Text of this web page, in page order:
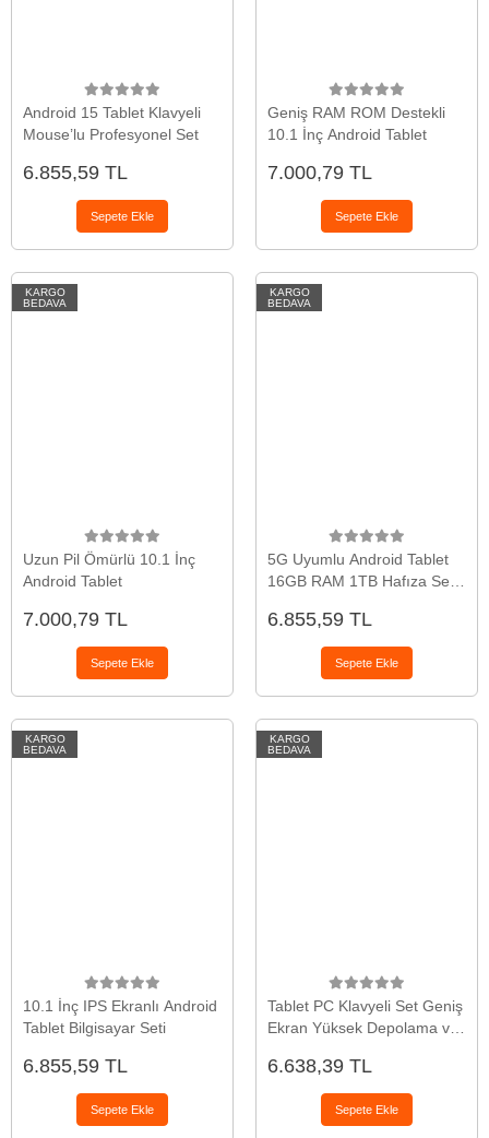
Android 15 Tablet Klavyeli
Mouse’lu Profesyonel Set
6.855,59 TL
Sepete Ekle
Geniş RAM ROM Destekli
10.1 İnç Android Tablet
7.000,79 TL
Sepete Ekle
KARGO
BEDAVA
Uzun Pil Ömürlü 10.1 İnç
Android Tablet
7.000,79 TL
Sepete Ekle
KARGO
BEDAVA
5G Uyumlu Android Tablet
16GB RAM 1TB Hafıza Set
6.855,59 TL
Sepete Ekle
KARGO
BEDAVA
10.1 İnç IPS Ekranlı Android
Tablet Bilgisayar Seti
6.855,59 TL
Sepete Ekle
KARGO
BEDAVA
Tablet PC Klavyeli Set Geniş
Ekran Yüksek Depolama ve
6.638,39 TL
Sepete Ekle